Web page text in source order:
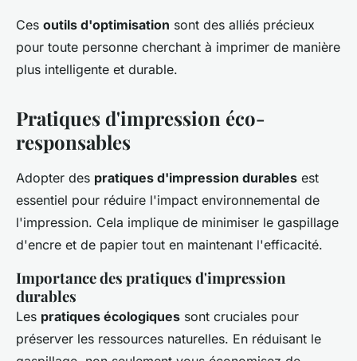
Ces outils d'optimisation sont des alliés précieux
pour toute personne cherchant à imprimer de manière
plus intelligente et durable.
Pratiques d'impression éco-
responsables
Adopter des pratiques d'impression durables est
essentiel pour réduire l'impact environnemental de
l'impression. Cela implique de minimiser le gaspillage
d'encre et de papier tout en maintenant l'efficacité.
Importance des pratiques d'impression
durables
Les pratiques écologiques sont cruciales pour
préserver les ressources naturelles. En réduisant le